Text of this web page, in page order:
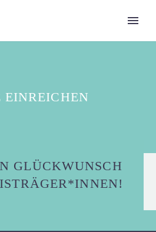
EINREICHEN
GLÜCKWUNSCH